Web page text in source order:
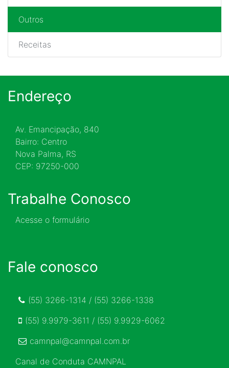
Outros
Receitas
Endereço
Av. Emancipação, 840
Bairro: Centro
Nova Palma, RS
CEP: 97250-000
Trabalhe Conosco
Acesse o formulário
Fale conosco
(55) 3266-1314 / (55) 3266-1338
(55) 9.9979-3611 / (55) 9.9929-6062
camnpal@camnpal.com.br
Canal de Conduta CAMNPAL